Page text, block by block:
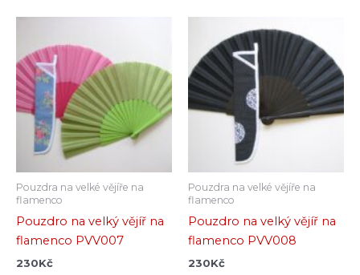
Pouzdra na velké vějíře na
flamenco
Pouzdro na velký vějíř na
flamenco PVV007
230Kč
Pouzdra na velké vějíře na
flamenco
Pouzdro na velký vějíř na
flamenco PVV008
230Kč